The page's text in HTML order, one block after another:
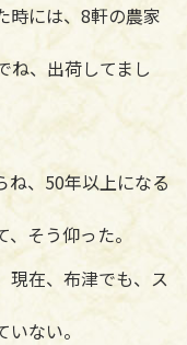
時には、8軒の農家
ね、出荷してまし
ね、50年以上になる
そう仰った。
現在、布津でも、ス
ない。